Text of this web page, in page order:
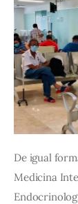
De igual
Medicina